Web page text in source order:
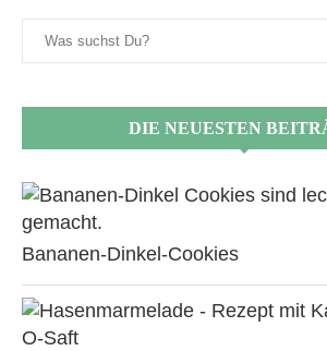
DIE NEUESTEN
Bananen-Dinkel-Cookies